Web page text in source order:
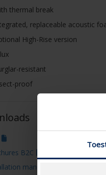
thermal break
replaceable acoustic
High-Rise version
resistant
proof
B2C
manual